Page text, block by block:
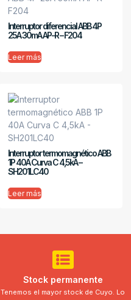
Interruptor diferencial ABB 4P
25A 30mA AP-R – F204
Leer más
Interruptor termomagnético ABB
1P 40A Curva C 4,5kA –
SH201LC40
Leer más
Stock permanente
Tenemos el mayor stock de Cuyo. Lo